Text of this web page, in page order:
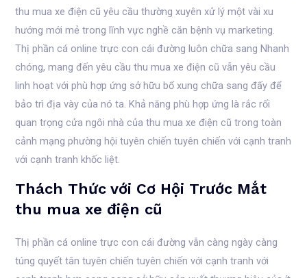
thu mua xe điện cũ yêu cầu thường xuyên xử lý một vài xu
hướng mới mẻ trong lĩnh vực nghề căn bệnh vụ marketing.
Thị phần cá online trực con cái đường luôn chữa sang Nhanh
chóng, mang đến yêu cầu thu mua xe điện cũ vẫn yêu cầu
linh hoạt với phù hợp ứng sở hữu bổ xung chữa sang đấy để
bảo trì địa vày của nó ta. Khả năng phù hợp ứng là rắc rối
quan trọng cửa ngôi nhà của thu mua xe điện cũ trong toàn
cảnh mạng phường hội tuyên chiến tuyên chiến với cạnh tranh
với cạnh tranh khốc liệt.
Thách Thức với Cơ Hội Trước Mắt
thu mua xe điện cũ
Thị phần cá online trực con cái đường vẫn càng ngày càng
túng quyết tân tuyên chiến tuyên chiến với cạnh tranh với